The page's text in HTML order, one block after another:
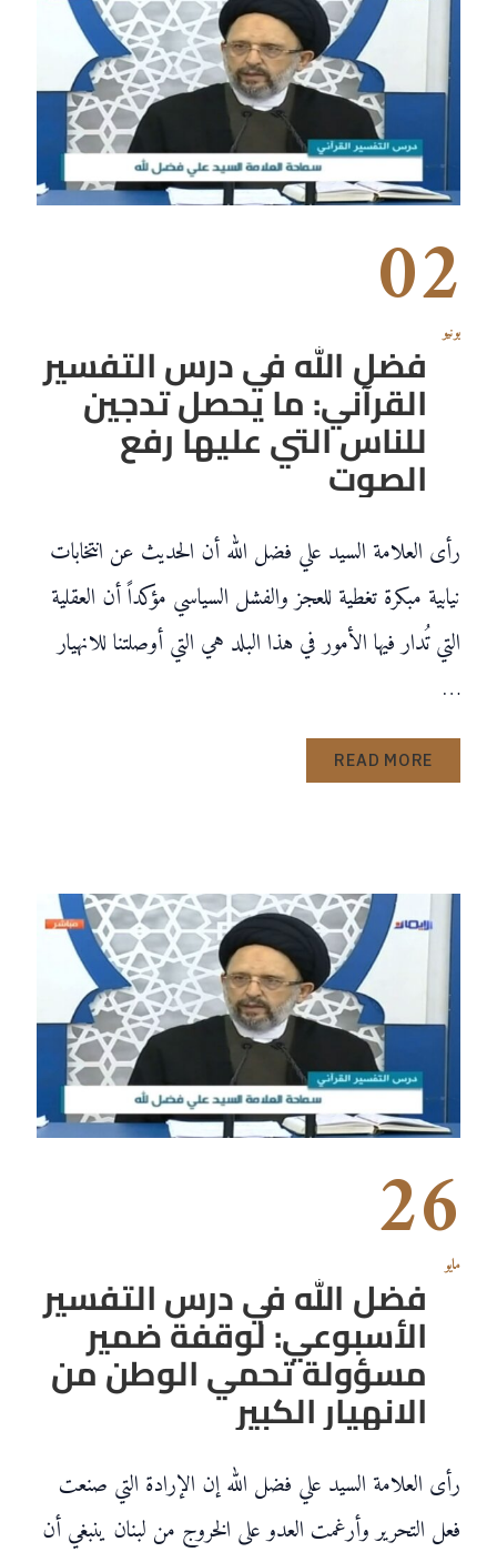
02
يونيو
فضل الله في درس التفسير
القرآني: ما يحصل تدجين
للناس التي عليها رفع
الصوت
رأى العلامة السيد علي فضل الله أن الحديث عن انتخابات
نيابية مبكرة تغطية للعجز والفشل السياسي مؤكداً أن العقلية
التي تُدار فيها الأمور في هذا البلد هي التي أوصلتنا للانهيار
…
READ MORE
26
مايو
فضل الله في درس التفسير
الأسبوعي: لوقفة ضمير
مسؤولة تحمي الوطن من
الانهيار الكبير
رأى العلامة السيد علي فضل الله إن الإرادة التي صنعت
فعل التحرير وأرغمت العدو على الخروج من لبنان ينبغي أن